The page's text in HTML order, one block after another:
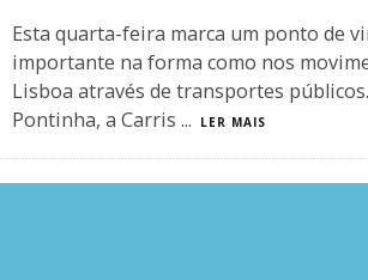
Esta quarta-feira marca um ponto de
importante na forma como nos
Lisboa através de transportes
Pontinha, a Carris ... LER MAIS